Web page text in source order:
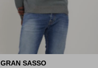
GRAN SASSO